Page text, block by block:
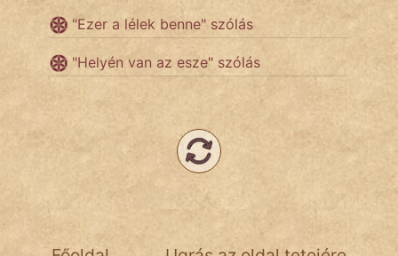
Jób Gedeon
vörös ördög
Név nélkül
"Ezer a lélek benne" szólás
"Helyén van az esze" szólás